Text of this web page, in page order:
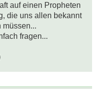
auf einen Propheten
die uns allen bekannt
müssen...
fragen...